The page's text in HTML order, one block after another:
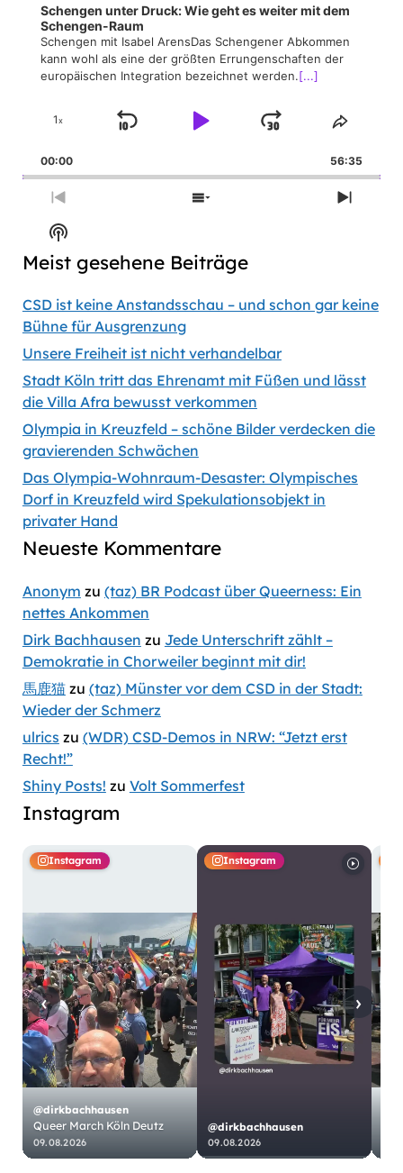
Schengen unter Druck: Wie geht es weiter mit dem
Schengen-Raum
Schengen mit Isabel ArensDas Schengener Abkommen
kann wohl als eine der größten Errungenschaften der
europäischen Integration bezeichnet werden.[...]
Change
Rate
1x
Skip
Play
Jump
Forward
Share
00:00 56:35
Previous
Episode
Show
Next
Show
Podcast
Information
Meist gesehene Beiträge
CSD ist keine Anstandsschau – und schon gar keine
Bühne für Ausgrenzung
Unsere Freiheit ist nicht verhandelbar
Stadt Köln tritt das Ehrenamt mit Füßen und lässt
die Villa Afra bewusst verkommen
Olympia in Kreuzfeld – schöne Bilder verdecken die
gravierenden Schwächen
Das Olympia-Wohnraum-Desaster: Olympisches
Dorf in Kreuzfeld wird Spekulationsobjekt in
privater Hand
Neueste Kommentare
Anonym zu (taz) BR Podcast über Queerness: Ein
nettes Ankommen
Dirk Bachhausen zu Jede Unterschrift zählt –
Demokratie in Chorweiler beginnt mit dir!
馬鹿猫zu (taz) Münster vor dem CSD in der Stadt:
Wieder der Schmerz
ulrics zu (WDR) CSD-Demos in NRW: “Jetzt erst
Recht!”
Shiny Posts! zu Volt Sommerfest
Instagram
Instagram
@dirkbachhausen
Queer March Köln Deutz
09.08.2026
Instagram
@dirkbachhausen
09.08.2026
‹ ›